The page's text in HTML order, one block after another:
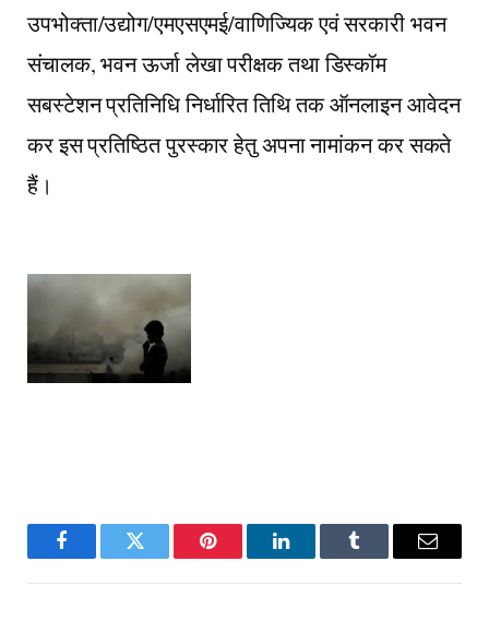
उपभोक्ता/उद्योग/एमएसएमई/वाणिज्यिक एवं सरकारी भवन
संचालक, भवन ऊर्जा लेखा परीक्षक तथा डिस्कॉम
सबस्टेशन प्रतिनिधि निर्धारित तिथि तक ऑनलाइन आवेदन
कर इस प्रतिष्ठित पुरस्कार हेतु अपना नामांकन कर सकते
हैं।
FacebookTwitter Pinterest LinkedInTumblr Email